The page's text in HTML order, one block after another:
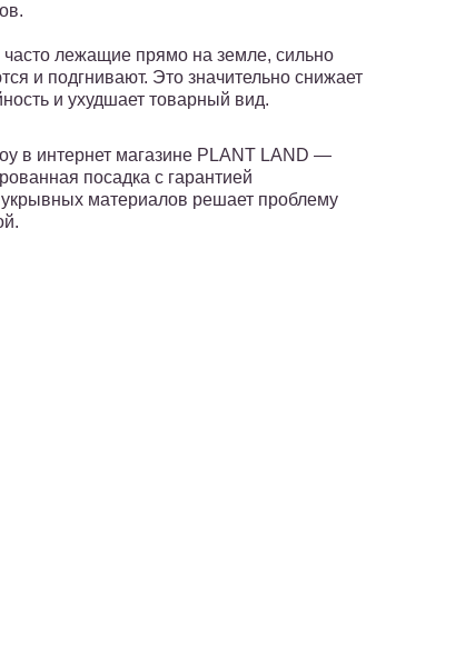
лежащие прямо на земле, сильно
и подгнивают. Это значительно снижает
и ухудшает товарный вид.
в интернет магазине PLANT LAND —
посадка с гарантией
материалов решает проблему